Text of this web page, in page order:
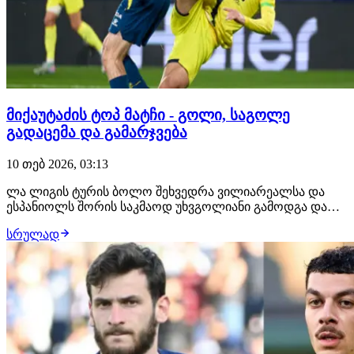
მიქაუტაძის ტოპ მატჩი - გოლი, საგოლე
გადაცემა და გამარჯვება
10 თებ 2026, 03:13
ლა ლიგის ტურის ბოლო შეხვედრა ვილიარეალსა და
ესპანიოლს შორის საკმაოდ უხვგოლიანი გამოდგა და
ვილიარეალის მხრიდან გამორჩეული შეხვედრა
ქართველმა ფორვარდმა ჟორჟ მიქაუტაძემ ჩაატარა,
რომელმაც ჯერ ულამაზესი გოლი გაიტანა, შემდეგ კი
საგოლე გადაცემა მიით…
სრულად